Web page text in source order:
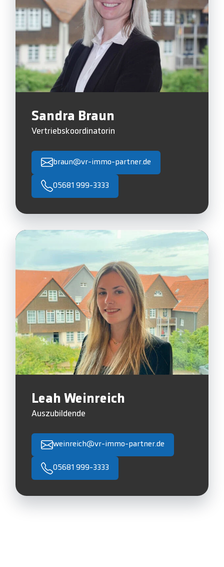
Sandra Braun
Vertriebskoordinatorin
braun@vr-immo-partner.de
05681 999-3333
Leah Weinreich
Auszubildende
weinreich@vr-immo-partner.de
05681 999-3333